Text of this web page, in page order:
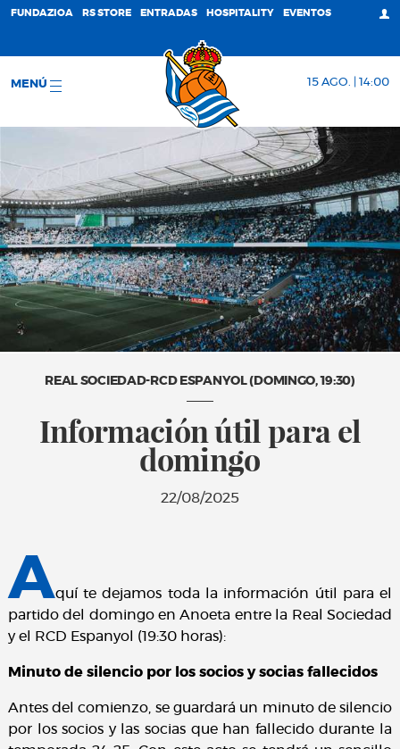
FUNDAZIOA RS STORE ENTRADAS HOSPITALITY EVENTOS
MENÚ 15 AGO. | 14:00
REAL SOCIEDAD-RCD ESPANYOL (DOMINGO, 19:30)
Información útil para el
domingo
22/08/2025
Aquí te dejamos toda la información útil para el
partido del domingo en Anoeta entre la Real Sociedad
y el RCD Espanyol (19:30 horas):
Minuto de silencio por los socios y socias fallecidos
Antes del comienzo, se guardará un minuto de silencio
por los socios y las socias que han fallecido durante la